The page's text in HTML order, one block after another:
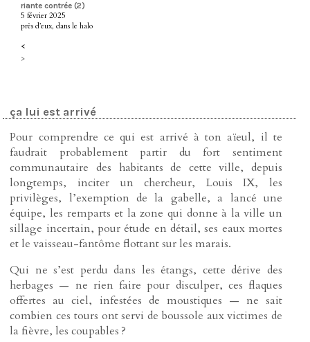
riante contrée (2)
5 février 2025
près d’eux, dans le halo
<
>
ça lui est arrivé
Pour comprendre ce qui est arrivé à ton aïeul, il te
faudrait probablement partir du fort sentiment
communautaire des habitants de cette ville, depuis
longtemps, inciter un chercheur, Louis IX, les
privilèges, l’exemption de la gabelle, a lancé une
équipe, les remparts et la zone qui donne à la ville un
sillage incertain, pour étude en détail, ses eaux mortes
et le vaisseau-fantôme flottant sur les marais.
Qui ne s’est perdu dans les étangs, cette dérive des
herbages — ne rien faire pour disculper, ces flaques
offertes au ciel, infestées de moustiques — ne sait
combien ces tours ont servi de boussole aux victimes de
la fièvre, les coupables ?